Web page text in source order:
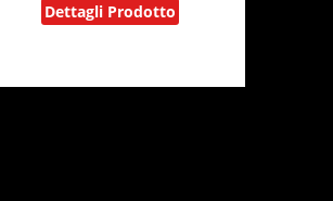
Dettagli Prodotto